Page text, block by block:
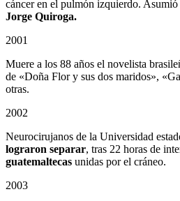
cáncer en el pulmón izquierdo.
Jorge Quiroga.
2001
Muere a los 88 años el novelista
de «Doña Flor y sus dos maridos»,
otras.
2002
Neurocirujanos de la Universidad
lograron separar, tras 22 horas de
guatemaltecas unidas por el cráneo.
2003